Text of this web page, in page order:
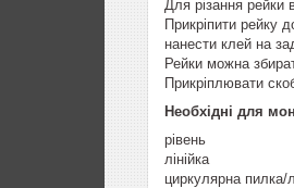
Для різання рейки
Прикріпити рейку
нанести клей на
Рейки можна
Прикріплювати
Необхідні для
рівень
лінійка
циркулярна пилка/